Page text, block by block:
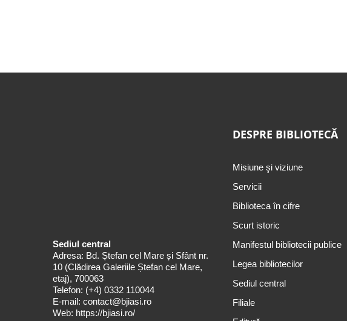
Sediul central
Adresa: Bd. Ștefan cel Mare și Sfânt nr.
10 (Clădirea Galeriile Ștefan cel Mare,
etaj), 700063
Telefon: (+4) 0332 110044
E-mail: contact@bjiasi.ro
Web: https://bjiasi.ro/
DESPRE BIBLIOTECĂ
Misiune şi viziune
Servicii
Biblioteca în cifre
Scurt istoric
Manifestul bibliotecii publice
Legea bibliotecilor
Sediul central
Filiale